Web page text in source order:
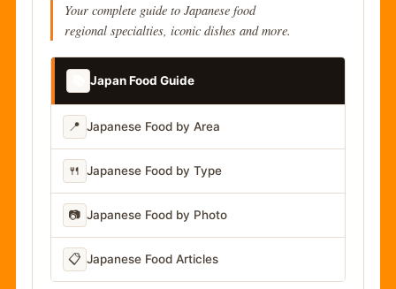
Your complete guide to Japanese food
regional specialties, iconic dishes and more.
Japan Food Guide
📍 Japanese Food by Area
🍴 Japanese Food by Type
📷 Japanese Food by Photo
📋 Japanese Food Articles